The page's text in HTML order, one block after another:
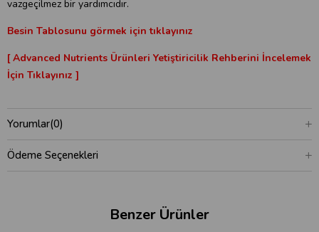
vazgeçilmez bir yardımcıdır.
Besin Tablosunu görmek için tıklayınız
[ Advanced Nutrients Ürünleri Yetiştiricilik Rehberini İncelemek
İçin Tıklayınız ]
Yorumlar(0)
Ödeme Seçenekleri
Benzer Ürünler